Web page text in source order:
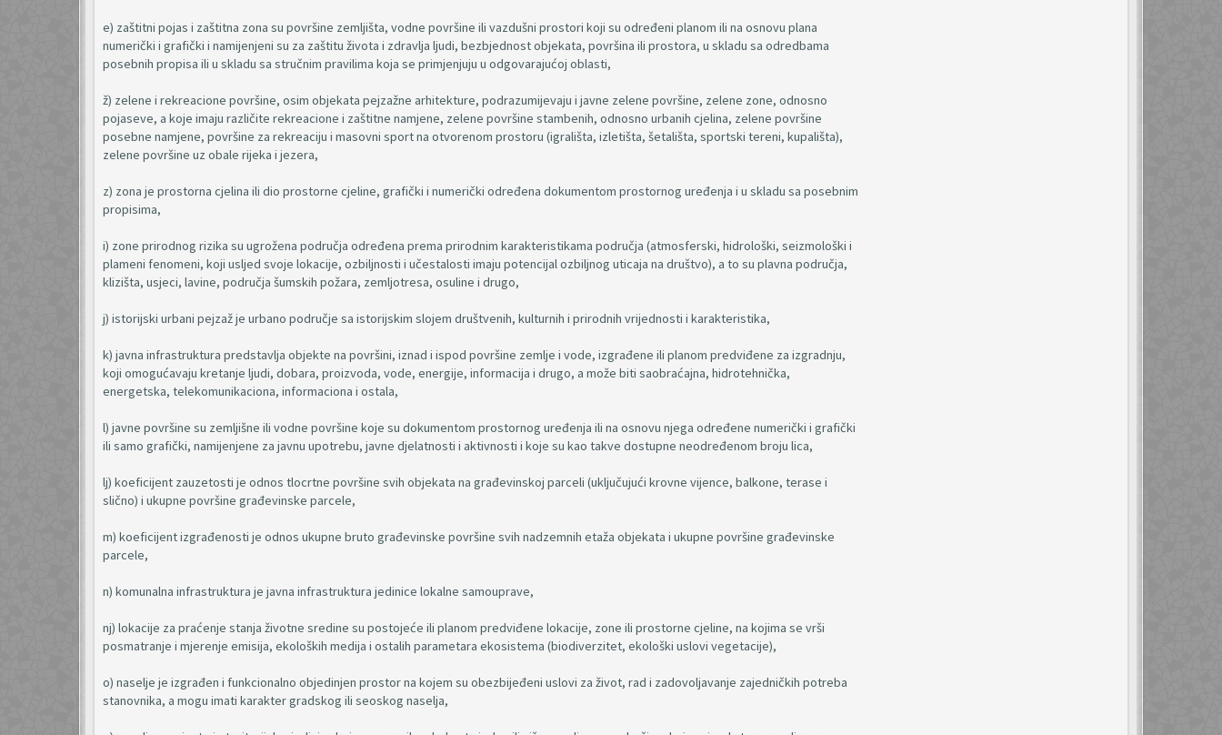
e) zaštitni pojas i zaštitna zona su površine zemljišta, vodne površine ili vazdušni prostori koji su određeni planom ili na osnovu plana
numerički i grafički i namijenjeni su za zaštitu života i zdravlja ljudi, bezbjednost objekata, površina ili prostora, u skladu sa odredbama
posebnih propisa ili u skladu sa stručnim pravilima koja se primjenjuju u odgovarajućoj oblasti,
ž) zelene i rekreacione površine, osim objekata pejzažne arhitekture, podrazumijevaju i javne zelene površine, zelene zone, odnosno
pojaseve, a koje imaju različite rekreacione i zaštitne namjene, zelene površine stambenih, odnosno urbanih cjelina, zelene površine
posebne namjene, površine za rekreaciju i masovni sport na otvorenom prostoru (igrališta, izletišta, šetališta, sportski tereni, kupališta),
zelene površine uz obale rijeka i jezera,
z) zona je prostorna cjelina ili dio prostorne cjeline, grafički i numerički određena dokumentom prostornog uređenja i u skladu sa posebnim
propisima,
i) zone prirodnog rizika su ugrožena područja određena prema prirodnim karakteristikama područja (atmosferski, hidrološki, seizmološki i
plameni fenomeni, koji usljed svoje lokacije, ozbiljnosti i učestalosti imaju potencijal ozbiljnog uticaja na društvo), a to su plavna područja,
klizišta, usjeci, lavine, područja šumskih požara, zemljotresa, osuline i drugo,
j) istorijski urbani pejzaž je urbano područje sa istorijskim slojem društvenih, kulturnih i prirodnih vrijednosti i karakteristika,
k) javna infrastruktura predstavlja objekte na površini, iznad i ispod površine zemlje i vode, izgrađene ili planom predviđene za izgradnju,
koji omogućavaju kretanje ljudi, dobara, proizvoda, vode, energije, informacija i drugo, a može biti saobraćajna, hidrotehnička,
energetska, telekomunikaciona, informaciona i ostala,
l) javne površine su zemljišne ili vodne površine koje su dokumentom prostornog uređenja ili na osnovu njega određene numerički i grafički
ili samo grafički, namijenjene za javnu upotrebu, javne djelatnosti i aktivnosti i koje su kao takve dostupne neodređenom broju lica,
lj) koeficijent zauzetosti je odnos tlocrtne površine svih objekata na građevinskoj parceli (uključujući krovne vijence, balkone, terase i
slično) i ukupne površine građevinske parcele,
m) koeficijent izgrađenosti je odnos ukupne bruto građevinske površine svih nadzemnih etaža objekata i ukupne površine građevinske
parcele,
n) komunalna infrastruktura je javna infrastruktura jedinice lokalne samouprave,
nj) lokacije za praćenje stanja životne sredine su postojeće ili planom predviđene lokacije, zone ili prostorne cjeline, na kojima se vrši
posmatranje i mjerenje emisija, ekoloških medija i ostalih parametara ekosistema (biodiverzitet, ekološki uslovi vegetacije),
o) naselje je izgrađen i funkcionalno objedinjen prostor na kojem su obezbijeđeni uslovi za život, rad i zadovoljavanje zajedničkih potreba
stanovnika, a mogu imati karakter gradskog ili seoskog naselja,